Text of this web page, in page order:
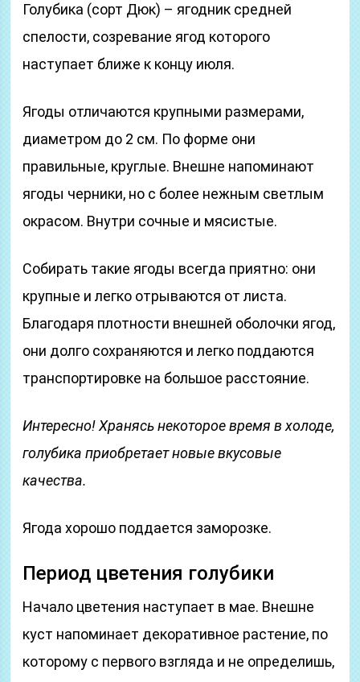
Голубика (сорт Дюк) – ягодник средней
спелости, созревание ягод которого
наступает ближе к концу июля.
Ягоды отличаются крупными размерами,
диаметром до 2 см. По форме они
правильные, круглые. Внешне напоминают
ягоды черники, но с более нежным светлым
окрасом. Внутри сочные и мясистые.
Собирать такие ягоды всегда приятно: они
крупные и легко отрываются от листа.
Благодаря плотности внешней оболочки ягод,
они долго сохраняются и легко поддаются
транспортировке на большое расстояние.
Интересно! Хранясь некоторое время в холоде,
голубика приобретает новые вкусовые
качества.
Ягода хорошо поддается заморозке.
Период цветения голубики
Начало цветения наступает в мае. Внешне
куст напоминает декоративное растение, по
которому с первого взгляда и не определишь,